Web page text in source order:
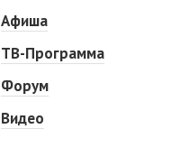
Афиша
ТВ-Программа
Форум
Видео